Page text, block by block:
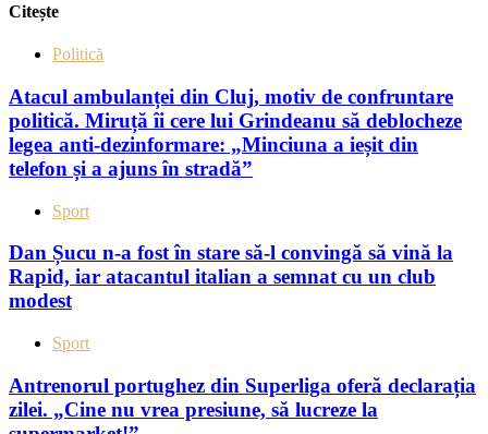
Citește
Politică
Atacul ambulanței din Cluj, motiv de confruntare
politică. Miruță îi cere lui Grindeanu să deblocheze
legea anti-dezinformare: „Minciuna a ieșit din
telefon și a ajuns în stradă”
Sport
Dan Șucu n-a fost în stare să-l convingă să vină la
Rapid, iar atacantul italian a semnat cu un club
modest
Sport
Antrenorul portughez din Superliga oferă declarația
zilei. „Cine nu vrea presiune, să lucreze la